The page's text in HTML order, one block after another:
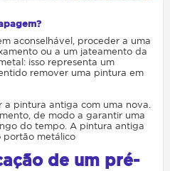
aconselhável, proceder a uma
ou a um jateamento da
isso representa um
remover uma pintura em
pintura antiga com uma nova.
de modo a garantir uma
do tempo. A pintura antiga
portão metálico
de um pré-